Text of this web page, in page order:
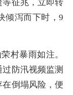
征兆，立即转
倾泻而下时，9
村暴雨如注。
防汛视频监测
倒塌风险，便